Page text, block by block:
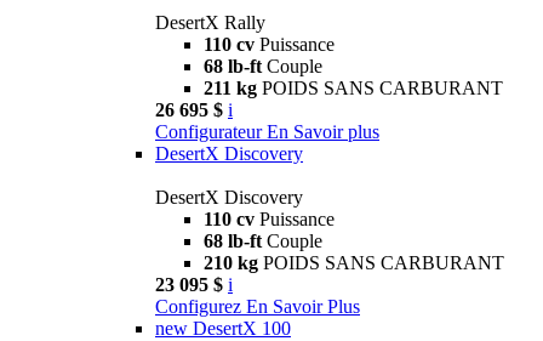
DesertX Rally
110 cv Puissance
68 lb-ft Couple
211 kg POIDS SANS CARBURANT
26 695 $ i
Configurateur En Savoir plus
DesertX Discovery
DesertX Discovery
110 cv Puissance
68 lb-ft Couple
210 kg POIDS SANS CARBURANT
23 095 $ i
Configurez En Savoir Plus
new DesertX 100